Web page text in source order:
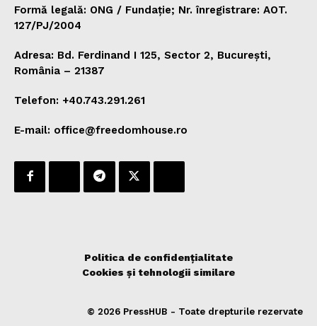
Formă legală: ONG / Fundație; Nr. înregistrare: AOT.
127/PJ/2004
Adresa: Bd. Ferdinand I 125, Sector 2, București,
România – 21387
Telefon: +40.743.291.261
E-mail: office@freedomhouse.ro
Politica de confidențialitate
Cookies și tehnologii similare
© 2026 PressHUB - Toate drepturile rezervate